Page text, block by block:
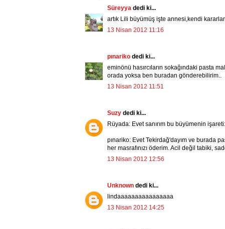
Süreyya dedi ki...
artık Lili büyümüş işte annesi,kendi
13 Nisan 2012 11:16
pınariko dedi ki...
eminönü hasırcıların sokağındaki pasta
orada yoksa ben buradan gönderebilirim..
13 Nisan 2012 11:51
Suzy dedi ki...
Rüyada: Evet sanırım bu büyümenin
pınariko: Evet Tekirdağ'dayım ve burada
her masrafınızı öderim. Acil değil tabiki,
13 Nisan 2012 12:56
Unknown dedi ki...
lindaaaaaaaaaaaaaaaa
13 Nisan 2012 14:25